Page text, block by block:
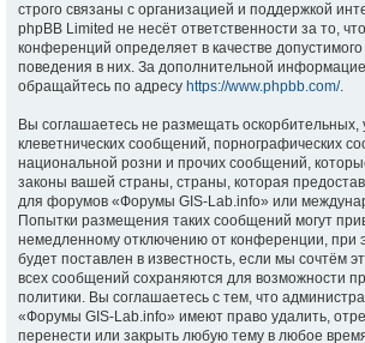
строго связаны с организацией и поддержкой
phpBB Limited не несёт ответственности за то,
конференций определяет в качестве
поведения в них. За дополнительной
обращайтесь по адресу https://www.phpbb.com/.
Вы соглашаетесь не размещать
клеветнических сообщений, порнографических
национальной розни и прочих сообщений,
законы вашей страны, страны, которая
для форумов «Форумы GIS-Lab.info» или
Попытки размещения таких сообщений могут
немедленному отключению от конференции, при
будет поставлен в известность, если мы сочтём
всех сообщений сохраняются для возможности
политики. Вы соглашаетесь с тем, что
«Форумы GIS-Lab.info» имеют право удалить,
перенести или закрыть любую тему в любое